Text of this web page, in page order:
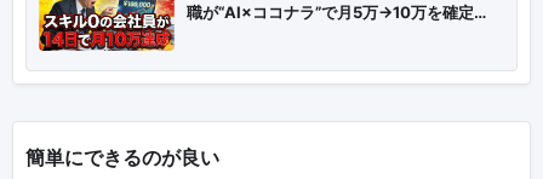
職が“AI×ココナラ”で月5万→10万を確定…
簡単にできるのが良い